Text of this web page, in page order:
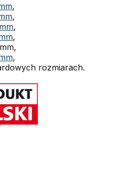
,
,
,
,
,
rozmiarach.